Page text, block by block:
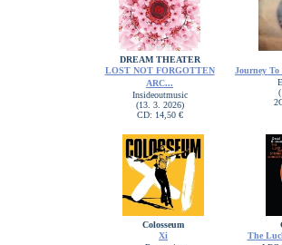
DREAM THEATER
LOST NOT FORGOTTEN
ARC...
Insideoutmusic
(13. 3. 2026)
CD: 14,50 €
Journey To
Colosseum
Xi
The